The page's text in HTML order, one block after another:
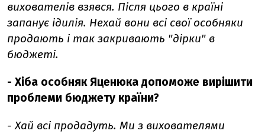
вихователів взявся. Після цього в країні
запанує ідилія. Нехай вони всі свої особняки
продають і так закривають "дірки" в
бюджеті.
- Хіба особняк Яценюка допоможе вирішити
проблеми бюджету країни?
- Хай всі продадуть. Ми з вихователями